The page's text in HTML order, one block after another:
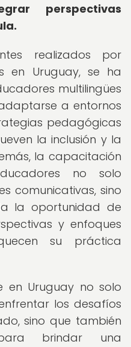
perspectivas
realizados por
en Uruguay, se ha
multilingües
a entornos
pedagógicas
la inclusión y la
la capacitación
no solo
comunicativas, sino
la oportunidad de
y enfoques
su práctica
en Uruguay no solo
los desafíos
sino que también
brindar una